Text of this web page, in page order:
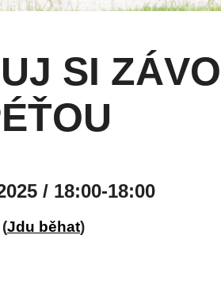
SI
/ 18:00-18:00
(Jdu běhat)